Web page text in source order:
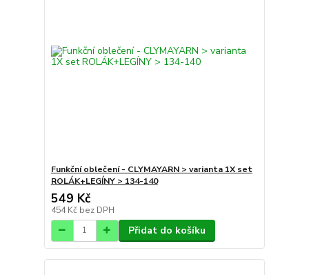
Funkční oblečení - CLYMAYARN > varianta 1X set
ROLÁK+LEGÍNY > 134-140
549 Kč
454 Kč bez DPH
Přidat do košíku